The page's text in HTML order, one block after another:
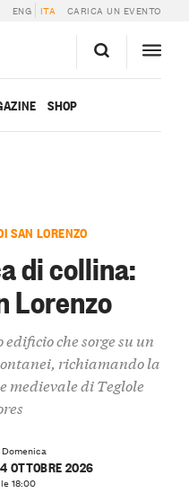
» RETE ROMANICA DI COLLINA:
ENG ITA CARICA UN EVENTO
SHOP
SAN LORENZO
di collina:
Lorenzo
che sorge su un
richiamando la
medievale di Teglole
OTTOBRE 2026
18:00